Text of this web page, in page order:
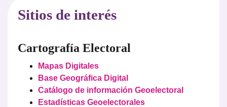
Sitios de interés
Cartografía Electoral
Mapas Digitales
Base Geográfica Digital
Catálogo de información Geoelectoral
Estadísticas Geoelectorales